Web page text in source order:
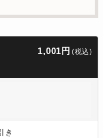
1,001円 (税込)
き